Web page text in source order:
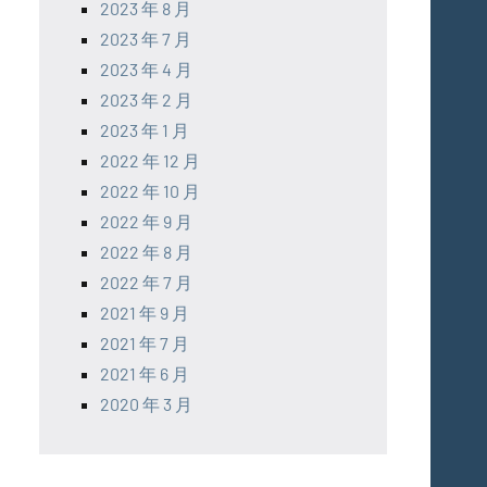
2023 年 8 月
2023 年 7 月
2023 年 4 月
2023 年 2 月
2023 年 1 月
2022 年 12 月
2022 年 10 月
2022 年 9 月
2022 年 8 月
2022 年 7 月
2021 年 9 月
2021 年 7 月
2021 年 6 月
2020 年 3 月